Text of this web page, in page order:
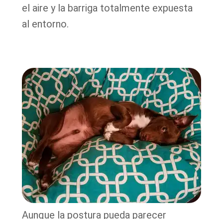
el aire y la barriga totalmente expuesta
al entorno.
Aunque la postura pueda parecer